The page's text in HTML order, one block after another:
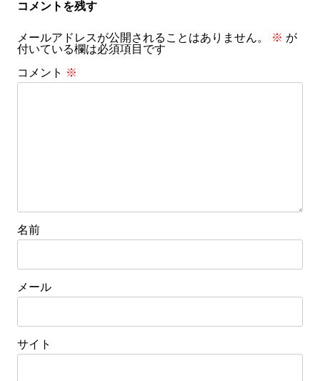
ー
コメントを残す
メールアドレスが公開されることはありません。 ※ が
付いている欄は必須項目です
コメント ※
名前
メール
サイト